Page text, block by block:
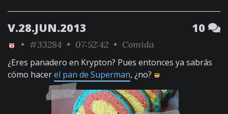
V.28.JUN.2013 10
• #33284 • 07:52:42 • Comida
¿Eres panadero en Krypton? Pues entonces ya sabrás
cómo hacerel pan de Superman, ¿no?